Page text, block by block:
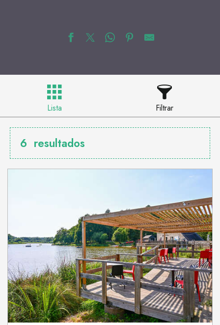
Lista Filtrar
6 resultados